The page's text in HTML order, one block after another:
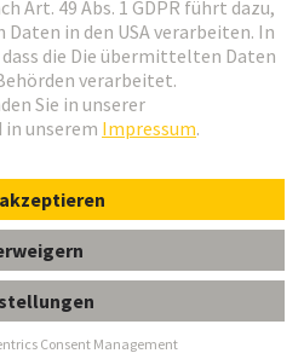
17-32
Cookie-Einstellungen